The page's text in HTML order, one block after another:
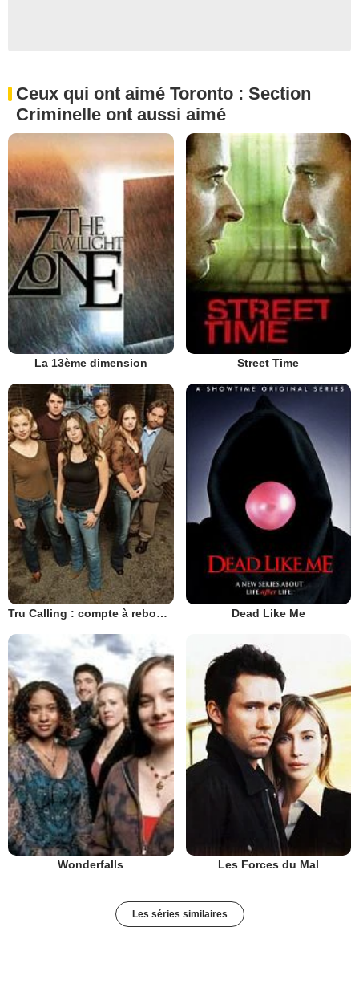
Ceux qui ont aimé Toronto : Section
Criminelle ont aussi aimé
La 13ème dimension Street Time
Tru Calling : compte à rebours Dead Like Me
Wonderfalls Les Forces du Mal
Les séries similaires